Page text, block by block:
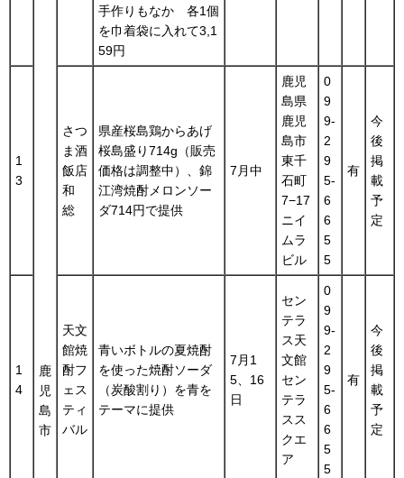
鹿
児
島
市
手作りもなか 各1個
を巾着袋に入れて3,1
59円
1
3
さつ
ま酒
飯店
和
総
県産桜島鶏からあげ
桜島盛り714g（販売
価格は調整中）、錦
江湾焼酎メロンソー
ダ714円で提供
7月中
鹿児
島県
鹿児
島市
東千
石町
7−17
ニイ
ムラ
ビル
0
9
9-
2
9
5-
6
6
5
5
有
今
後
掲
載
予
定
1
4
天文
館焼
酎フ
ェス
ティ
バル
青いボトルの夏焼酎
を使った焼酎ソーダ
（炭酸割り）を青を
テーマに提供
7月1
5、16
日
セン
テラ
ス天
文館
セン
テラ
スス
クエ
ア
0
9
9-
2
9
5-
6
6
5
5
有
今
後
掲
載
予
定